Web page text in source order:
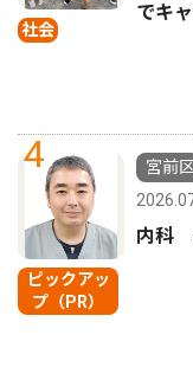
社会
でキ
4
ピックアッ
プ（PR）
宮前
内科